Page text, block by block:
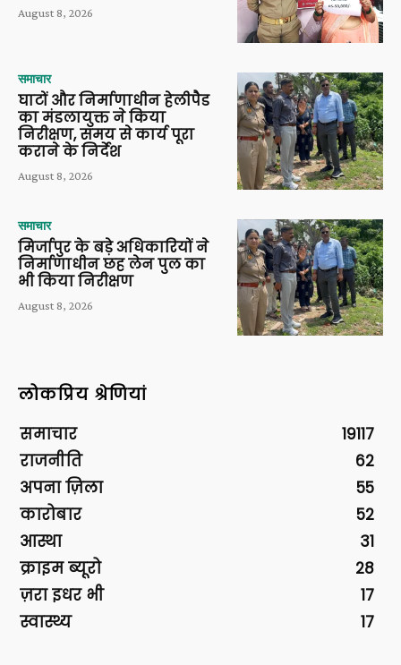
August 8, 2026
समाचार
घाटों और निर्माणाधीन हेलीपैड
का मंडलायुक्त ने किया
निरीक्षण, समय से कार्य पूरा
कराने के निर्देश
August 8, 2026
समाचार
मिर्जापुर के बड़े अधिकारियों ने
निर्माणाधीन छह लेन पुल का
भी किया निरीक्षण
August 8, 2026
लोकप्रिय श्रेणियां
समाचार
19117
राजनीति
62
अपना ज़िला
55
कारोबार
52
आस्था
31
क्राइम ब्यूरो
28
ज़रा इधर भी
17
स्वास्थ्य
17